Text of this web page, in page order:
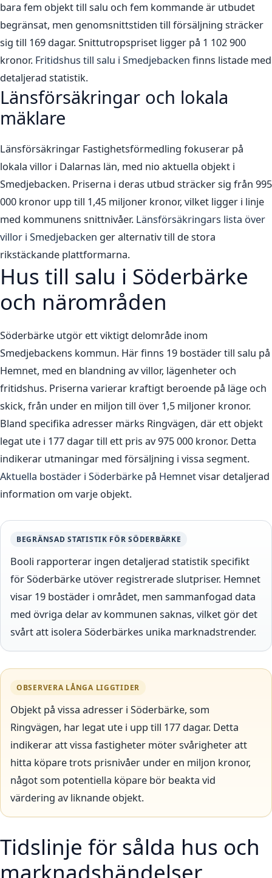
bara fem objekt till salu och fem kommande är utbudet
begränsat, men genomsnittstiden till försäljning sträcker
sig till 169 dagar. Snittutropspriset ligger på 1 102 900
kronor. Fritidshus till salu i Smedjebacken finns listade med
detaljerad statistik.
Länsförsäkringar och lokala
mäklare
Länsförsäkringar Fastighetsförmedling fokuserar på
lokala villor i Dalarnas län, med nio aktuella objekt i
Smedjebacken. Priserna i deras utbud sträcker sig från 995
000 kronor upp till 1,45 miljoner kronor, vilket ligger i linje
med kommunens snittnivåer. Länsförsäkringars lista över
villor i Smedjebacken ger alternativ till de stora
rikstäckande plattformarna.
Hus till salu i Söderbärke
och närområden
Söderbärke utgör ett viktigt delområde inom
Smedjebackens kommun. Här finns 19 bostäder till salu på
Hemnet, med en blandning av villor, lägenheter och
fritidshus. Priserna varierar kraftigt beroende på läge och
skick, från under en miljon till över 1,5 miljoner kronor.
Bland specifika adresser märks Ringvägen, där ett objekt
legat ute i 177 dagar till ett pris av 975 000 kronor. Detta
indikerar utmaningar med försäljning i vissa segment.
Aktuella bostäder i Söderbärke på Hemnetvisar detaljerad
information om varje objekt.
BEGRÄNSAD STATISTIK FÖR SÖDERBÄRKE
Booli rapporterar ingen detaljerad statistik specifikt
för Söderbärke utöver registrerade slutpriser. Hemnet
visar 19 bostäder i området, men sammanfogad data
med övriga delar av kommunen saknas, vilket gör det
svårt att isolera Söderbärkes unika marknadstrender.
OBSERVERA LÅNGA LIGGTIDER
Objekt på vissa adresser i Söderbärke, som
Ringvägen, har legat ute i upp till 177 dagar. Detta
indikerar att vissa fastigheter möter svårigheter att
hitta köpare trots prisnivåer under en miljon kronor,
något som potentiella köpare bör beakta vid
värdering av liknande objekt.
Tidslinje för sålda hus och
marknadshändelser